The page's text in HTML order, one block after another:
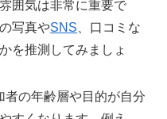
囲気は非常に重要で
写真やSNS 、口コミな
を推測してみましょ
者の年齢層や目的が自分